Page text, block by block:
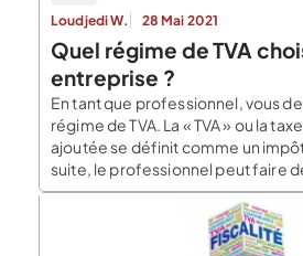
Loudjedi W. 28 Mai 2021
Quel régime de TVA
entreprise ?
En tant que professionnel, vous
régime de TVA. La « TVA » ou la
ajoutée se définit comme un
suite, le professionnel peut faire
celle-ci est déductible. On peut
exonéré du paiement de la TVA